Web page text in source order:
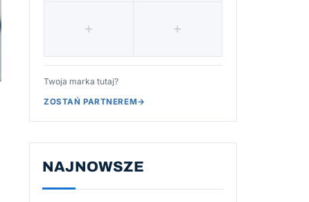
Twoja marka tutaj?
ZOSTAŃ PARTNEREM→
NAJNOWSZE